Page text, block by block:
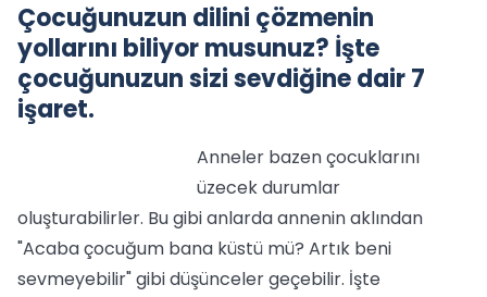
Çocuğunuzun dilini çözmenin
yollarını biliyor musunuz? İşte
çocuğunuzun sizi sevdiğine dair 7
işaret.
Anneler bazen çocuklarını
üzecek durumlar
oluşturabilirler. Bu gibi anlarda annenin aklından
"Acaba çocuğum bana küstü mü? Artık beni
sevmeyebilir" gibi düşünceler geçebilir. İşte